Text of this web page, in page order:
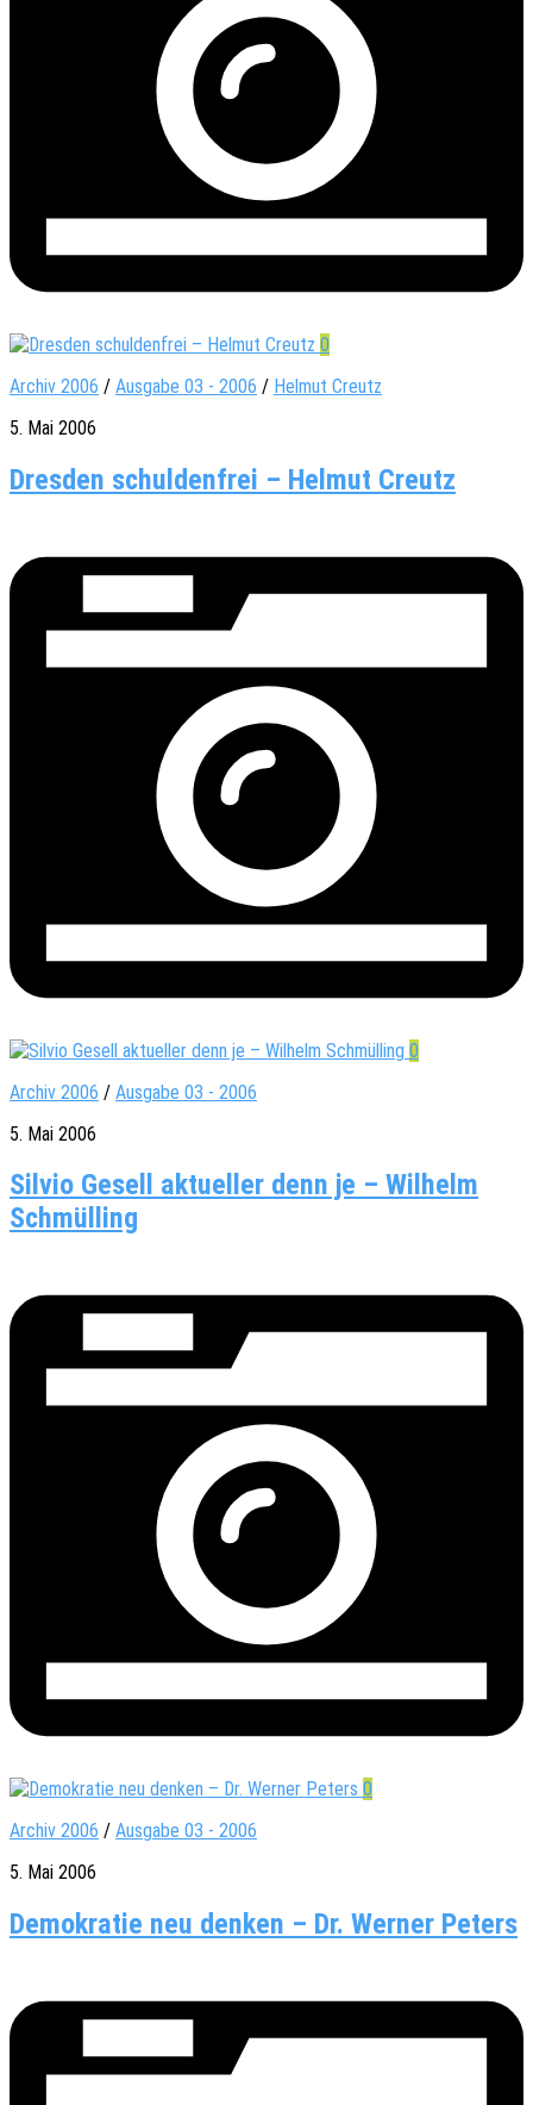
0
Archiv 2006 / Ausgabe 03 - 2006 / Helmut Creutz
5. Mai 2006
Dresden schuldenfrei – Helmut Creutz
0
Archiv 2006 / Ausgabe 03 - 2006
5. Mai 2006
Silvio Gesell aktueller denn je – Wilhelm
Schmülling
0
Archiv 2006 / Ausgabe 03 - 2006
5. Mai 2006
Demokratie neu denken – Dr. Werner Peters